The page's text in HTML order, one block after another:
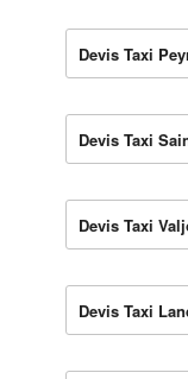
Devis Taxi
Devis Taxi
Devis Taxi
Devis Taxi